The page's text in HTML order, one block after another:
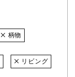
柄物
リビング